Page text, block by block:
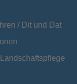
/ Dit und Dat